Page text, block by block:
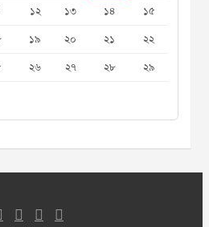
১২ ১৩ ১৪
১৫
১৯ ২০ ২১
২২
২৬ ২৭ ২৮
২৯